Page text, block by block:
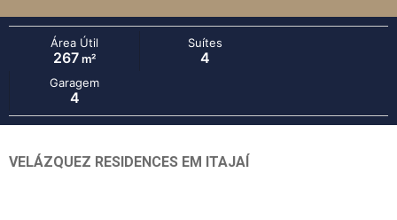
Área Útil
267m²
Suítes
4
Garagem
4
VELÁZQUEZ RESIDENCES EM ITAJAÍ